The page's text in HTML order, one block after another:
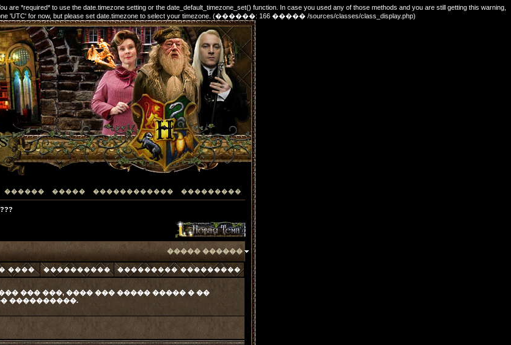
are *required* to use the date.timezone setting or the date_default_timezone_set() function. In case you used any of those methods and you are still getting this warning,
'UTC' for now, but please set date.timezone to select your timezone. (������: 166 ����� /sources/classes/class_display.php)
������ ����� ������������ ���������
����� ������
���� ���������� ��������� ���������
��� ���, ���� ��� ����� ����� � ��
����������.